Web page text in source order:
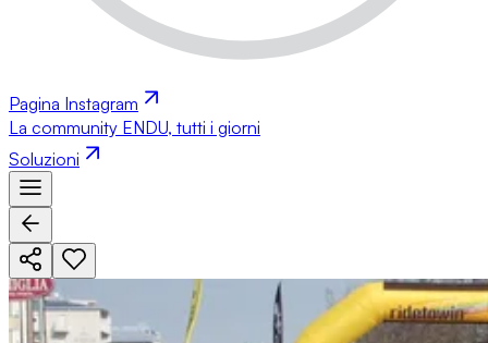
Pagina Instagram
La community ENDU, tutti i giorni
Soluzioni